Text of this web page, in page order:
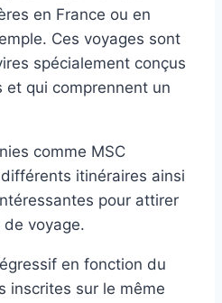
en France ou en
Ces voyages sont
spécialement conçus
et qui comprennent un
comme MSC
itinéraires ainsi
pour attirer
voyage.
en fonction du
inscrites sur le même